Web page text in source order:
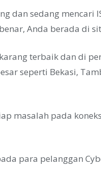
dan sedang mencari
Anda berada di
terbaik dan di
seperti Bekasi,
masalah pada
para pelanggan